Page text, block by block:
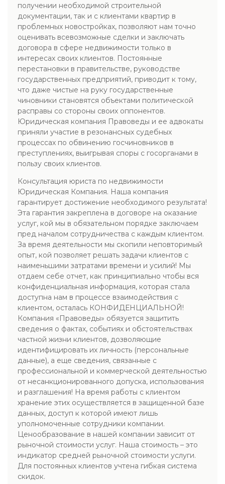
получении необходимой строительной
документации, так и с клиентами квартир в
проблемных новостройках, позволяют нам точно
оценивать всевозможные сделки и заключать
договора в сфере недвижимости только в
интересах своих клиентов. Постоянные
перестановки в правительстве, руководстве
государственных предприятий, приводит к тому,
что даже чистые на руку государственные
чиновники становятся объектами политической
расправы со стороны своих оппонентов.
Юридическая компания Правоведы и ее адвокаты
приняли участие в резонансных судебных
процессах по обвинению госчиновников в
преступлениях, выигрывая споры с госорганами в
пользу своих клиентов.
Консультация юриста по недвижимости
Юридическая Компания. Наша компания
гарантирует достижение необходимого результата!
Эта гарантия закреплена в договоре на оказание
услуг, кой мы в обязательном порядке заключаем
пред началом сотрудничества с каждым клиентом.
За время деятельности мы скопили неповторимый
опыт, кой позволяет решать задачи клиентов с
наименьшими затратами времени и усилий! Мы
отдаем себе отчет, как принципиально чтобы вся
конфиденциальная информация, которая стала
доступна нам в процессе взаимодействия с
клиентом, осталась КОНФИДЕНЦИАЛЬНОЙ!
Компания «Правоведы» обязуется защитить
сведения о фактах, событиях и обстоятельствах
частной жизни клиентов, дозволяющие
идентифицировать их личность (персональные
данные), а еще сведения, связанные с
профессиональной и коммерческой деятельностью
от несанкционированного допуска, использования
и разглашения! На время работы с клиентом
хранение этих осуществляется в защищенной базе
данных, доступ к которой имеют лишь
уполномоченные сотрудники компании.
Ценообразование в нашей компании зависит от
рыночной стоимости услуг. Наша стоимость – это
индикатор средней рыночной стоимости услуги.
Для постоянных клиентов учтена гибкая система
скидок.